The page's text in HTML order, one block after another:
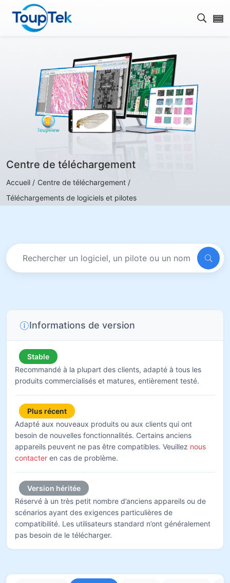
Ouvrir
Centre de téléchargement
Accueil / Centre de téléchargement /
Téléchargements de logiciels et pilotes
Informations de version
Stable
Recommandé à la plupart des clients, adapté à tous les
produits commercialisés et matures, entièrement testé.
Plus récent
Adapté aux nouveaux produits ou aux clients qui ont
besoin de nouvelles fonctionnalités. Certains anciens
appareils peuvent ne pas être compatibles. Veuillez nous
contacter en cas de problème.
Version héritée
Réservé à un très petit nombre d’anciens appareils ou de
scénarios ayant des exigences particulières de
compatibilité. Les utilisateurs standard n’ont généralement
pas besoin de le télécharger.